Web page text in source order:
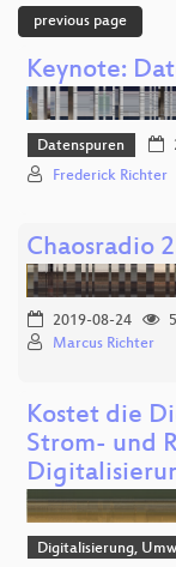
previous page
Keynote:
Datenspuren
Frederick Richter
Chaosradio
2019-08-24
Marcus Richter
Kostet die
Strom- und
Digitalisierung,